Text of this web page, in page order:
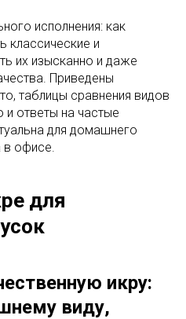
исполнения: как
классические и
их изысканно и даже
Приведены
таблицы сравнения видов
и ответы на частые
для домашнего
в офисе.
для
икру:
виду,